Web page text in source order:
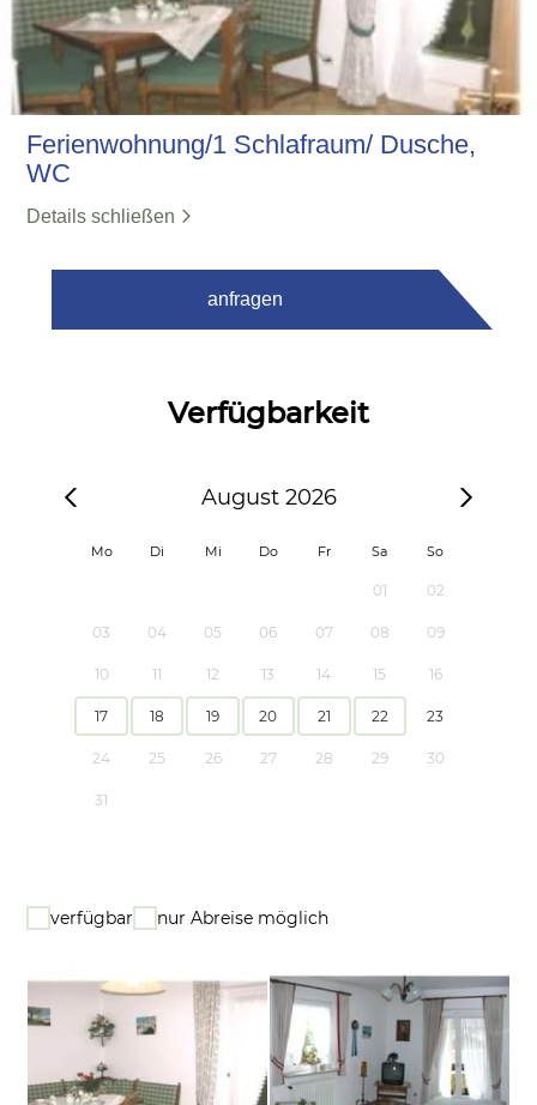
Ferienwohnung/1 Schlafraum/ Dusche,
WC
Details schließen
anfragen
Verfügbarkeit
August 2026
Mo Di Mi Do Fr Sa So
01 02
03 04 05 06 07 08 09
10 11 12 13 14 15 16
17 18 19 20 21 22 23
24 25 26 27 28 29 30
31
verfügbar nur Abreise möglich